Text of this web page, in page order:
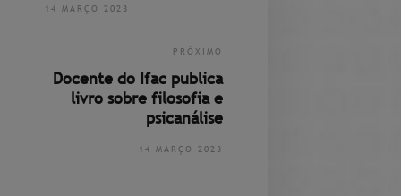
14 MARÇO 2023
PRÓXIMO
Docente do Ifac publica
livro sobre filosofia e
psicanálise
14 MARÇO 2023